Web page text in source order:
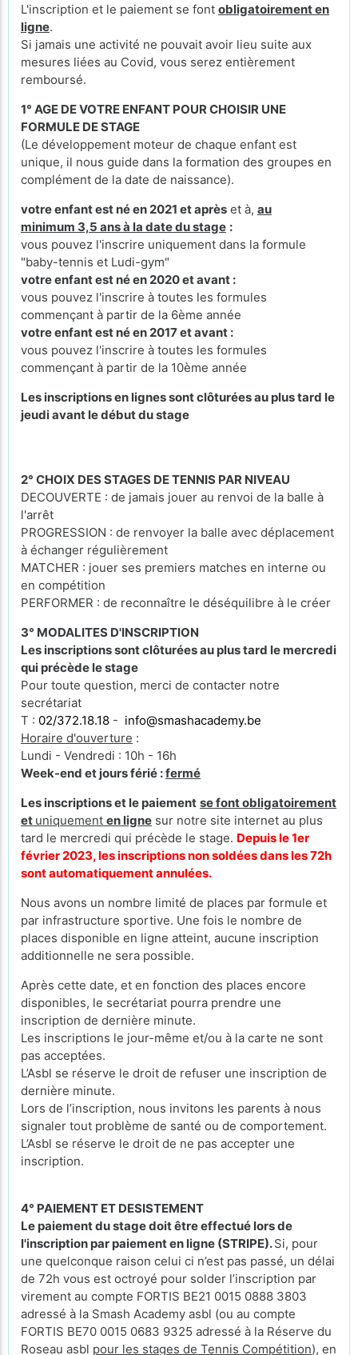
L'inscription et le paiement se font obligatoirement en
ligne.
Si jamais une activité ne pouvait avoir lieu suite aux
mesures liées au Covid, vous serez entièrement
remboursé.
1° AGE DE VOTRE ENFANT POUR CHOISIR UNE
FORMULE DE STAGE
(Le développement moteur de chaque enfant est
unique, il nous guide dans la formation des groupes en
complément de la date de naissance).
votre enfant est né en 2021 et après et à, au
minimum 3,5 ans à la date du stage :
vous pouvez l'inscrire uniquement dans la formule
"baby-tennis et Ludi-gym"
votre enfant est né en 2020 et avant :
vous pouvez l'inscrire à toutes les formules
commençant à partir de la 6ème année
votre enfant est né en 2017 et avant :
vous pouvez l'inscrire à toutes les formules
commençant à partir de la 10ème année
Les inscriptions en lignes sont clôturées au plus tard le
jeudi avant le début du stage
2° CHOIX DES STAGES DE TENNIS PAR NIVEAU
DECOUVERTE : de jamais jouer au renvoi de la balle à
l'arrêt
PROGRESSION : de renvoyer la balle avec déplacement
à échanger régulièrement
MATCHER : jouer ses premiers matches en interne ou
en compétition
PERFORMER : de reconnaître le déséquilibre à le créer
3° MODALITES D'INSCRIPTION
Les inscriptions sont clôturées au plus tard le mercredi
qui précède le stage
Pour toute question, merci de contacter notre
secrétariat
T : 02/372.18.18 - info@smashacademy.be
Horaire d'ouverture :
Lundi - Vendredi : 10h - 16h
Week-end et jours férié :fermé
Les inscriptions et le paiement se font obligatoirement
et uniquement en ligne sur notre site internet au plus
tard le mercredi qui précède le stage. Depuis le 1er
février 2023, les inscriptions non soldées dans les 72h
sont automatiquement annulées.
Nous avons un nombre limité de places par formule et
par infrastructure sportive. Une fois le nombre de
places disponible en ligne atteint, aucune inscription
additionnelle ne sera possible.
Après cette date, et en fonction des places encore
disponibles, le secrétariat pourra prendre une
inscription de dernière minute.
Les inscriptions le jour-même et/ou à la carte ne sont
pas acceptées.
L’Asbl se réserve le droit de refuser une inscription de
dernière minute.
Lors de l’inscription, nous invitons les parents à nous
signaler tout problème de santé ou de comportement.
L’Asbl se réserve le droit de ne pas accepter une
inscription.
4° PAIEMENT ET DESISTEMENT
Le paiement du stage doit être effectué lors de
l'inscription par paiement en ligne (STRIPE).Si, pour
une quelconque raison celui ci n’est pas passé, un délai
de 72h vous est octroyé pour solder l’inscription par
virement au compte FORTIS BE21 0015 0888 3803
adressé à la Smash Academy asbl (ou au compte
FORTIS BE70 0015 0683 9325 adressé à la Réserve du
Roseau asbl pour les stages de Tennis Compétition), en